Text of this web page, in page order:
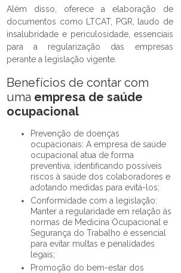
Além disso, oferece a elaboração de
documentos como LTCAT, PGR, laudo de
insalubridade e periculosidade, essenciais
para a regularização das empresas
perante a legislação vigente.
Benefícios de contar com
uma empresa de saúde
ocupacional
Prevenção de doenças
ocupacionais: A empresa de saúde
ocupacional atua de forma
preventiva, identificando possíveis
riscos à saúde dos colaboradores e
adotando medidas para evitá-los;
Conformidade com a legislação:
Manter a regularidade em relação às
normas de Medicina Ocupacional e
Segurança do Trabalho é essencial
para evitar multas e penalidades
legais;
Promoção do bem-estar dos